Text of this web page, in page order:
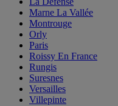
Marne La Vallée
Montrouge
Orly
Paris
Roissy En France
Rungis
Suresnes
Versailles
Villepinte